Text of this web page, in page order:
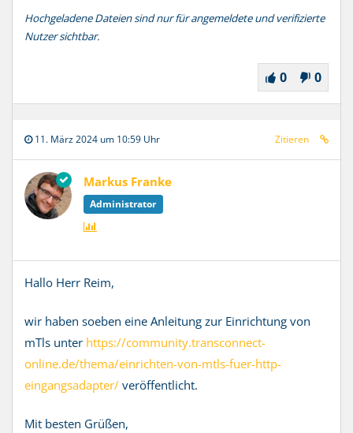
Hochgeladene Dateien sind nur für angemeldete und verifizierte
Nutzer sichtbar.
0 0
11. März 2024 um 10:59 Uhr Zitieren
Markus Franke
Administrator
Hallo Herr Reim,
wir haben soeben eine Anleitung zur Einrichtung von
mTls unter https://community.transconnect-
online.de/thema/einrichten-von-mtls-fuer-http-
eingangsadapter/ veröffentlicht.
Mit besten Grüßen,